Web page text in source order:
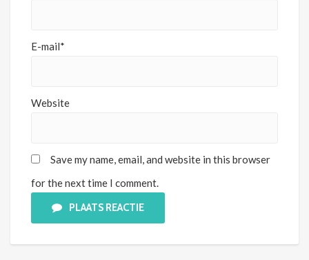
E-mail*
Website
Save my name, email, and website in this browser
for the next time I comment.
PLAATS REACTIE